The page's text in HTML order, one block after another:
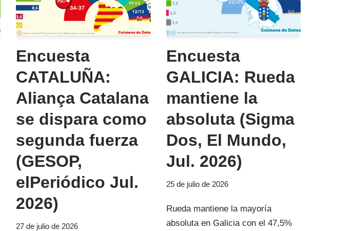
Encuesta
CATALUÑA:
Aliança Catalana
se dispara como
segunda fuerza
(GESOP,
elPeriódico Jul.
2026)
27 de julio de 2026
Encuesta
GALICIA: Rueda
mantiene la
absoluta (Sigma
Dos, El Mundo,
Jul. 2026)
25 de julio de 2026
Rueda mantiene la mayoría
absoluta en Galicia con el 47,5%